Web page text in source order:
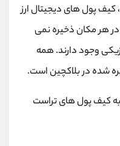
پول های دیجیتال ارز
در هر مکان ذخیره نمی
وجود دارند. همه
شده در بلاکچین است.
کیف پول های تراست